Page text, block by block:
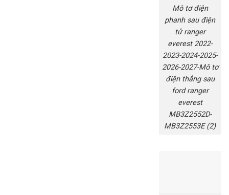
Mô tơ điện
phanh sau điện
tử ranger
everest 2022-
2023-2024-2025-
2026-2027-Mô tơ
điện thắng sau
ford ranger
everest
MB3Z2552D-
MB3Z2553E (2)